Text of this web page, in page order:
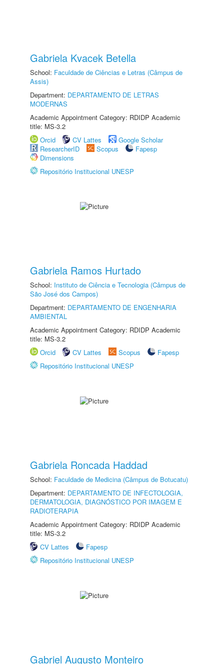
Gabriela Kvacek Betella
School: Faculdade de Ciências e Letras (Câmpus de
Assis)
Department: DEPARTAMENTO DE LETRAS
MODERNAS
Academic Appointment Category: RDIDP Academic
title: MS-3.2
Orcid
CV Lattes
Google Scholar
ResearcherID
Scopus
Fapesp
Dimensions
Repositório Institucional UNESP
Gabriela Ramos Hurtado
School: Instituto de Ciência e Tecnologia (Câmpus de
São José dos Campos)
Department: DEPARTAMENTO DE ENGENHARIA
AMBIENTAL
Academic Appointment Category: RDIDP Academic
title: MS-3.2
Orcid
CV Lattes Scopus
Fapesp
Repositório Institucional UNESP
Gabriela Roncada Haddad
School: Faculdade de Medicina (Câmpus de Botucatu)
Department: DEPARTAMENTO DE INFECTOLOGIA,
DERMATOLOGIA, DIAGNÓSTICO POR IMAGEM E
RADIOTERAPIA
Academic Appointment Category: RDIDP Academic
title: MS-3.2
CV Lattes
Fapesp
Repositório Institucional UNESP
Gabriel Augusto Monteiro